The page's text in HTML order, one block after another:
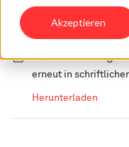
Akzeptieren
Medienmitteilung:
erneut in schriftlicher
Herunterladen